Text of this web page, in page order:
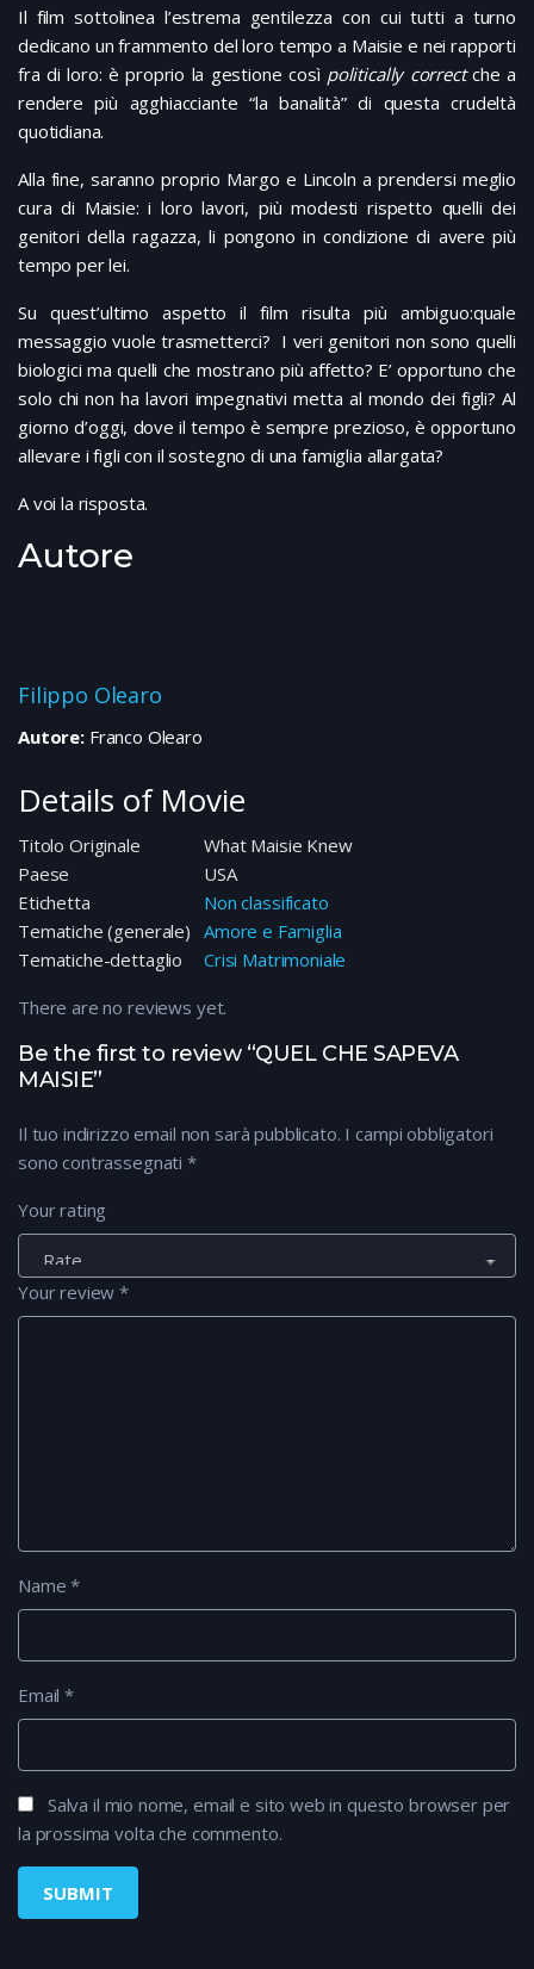
Il film sottolinea l’estrema gentilezza con cui tutti a turno
dedicano un frammento del loro tempo a Maisie e nei rapporti
fra di loro: è proprio la gestione così politically correctche a
rendere più agghiacciante “la banalità” di questa crudeltà
quotidiana.
Alla fine, saranno proprio Margo e Lincoln a prendersi meglio
cura di Maisie: i loro lavori, più modesti rispetto quelli dei
genitori della ragazza, li pongono in condizione di avere più
tempo per lei.
Su quest’ultimo aspetto il film risulta più ambiguo:quale
messaggio vuole trasmetterci? I veri genitori non sono quelli
biologici ma quelli che mostrano più affetto? E’ opportuno che
solo chi non ha lavori impegnativi metta al mondo dei figli? Al
giorno d’oggi, dove il tempo è sempre prezioso, è opportuno
allevare i figli con il sostegno di una famiglia allargata?
A voi la risposta.
Autore
Filippo Olearo
Autore:Franco Olearo
Details of Movie
Titolo Originale
What Maisie Knew
Paese
USA
Etichetta
Non classificato
Tematiche (generale) Amore e Famiglia
Tematiche-dettaglio
Crisi Matrimoniale
Be the first to review “QUEL CHE SAPEVA
MAISIE”
Il tuo indirizzo email non sarà pubblicato. I campi obbligatori
sono contrassegnati *
Your rating
Your review*
Name*
Email*
Salva il mio nome, email e sito web in questo browser per
la prossima volta che commento.
There are no reviews yet.